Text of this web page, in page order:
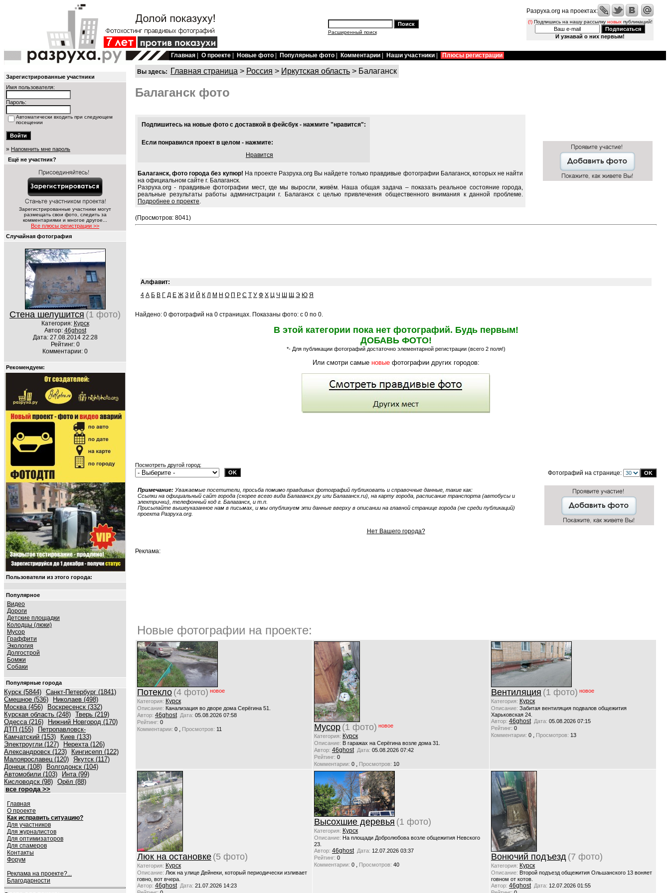
Расширенный поиск
Разруха.org на проектах:
(!)Подпишись на нашу рассылку новыхпубликаций!
И узнавай о них первым!
Главная О проекте Новые фото Популярные фото Комментарии Наши участники Плюсы регистрации
Зарегистрированные участники
Имя пользователя:
Пароль:
Автоматически входить при следующем
посещении
» Напомнить мне пароль
Ещё не участник?
Зарегистрированные участники могут
размещать свои фото, следить за
комментариями и многое другое...
Все плюсы регистрации >>
Случайная фотография
Стена шелушится (1 фото)
Категория: Курск
Автор: 46ghost
Дата: 27.08.2014 22:28
Рейтинг: 0
Комментарии: 0
Рекомендуем:
Пользователи из этого города:
Популярное
Видео
Дороги
Детские площадки
Колодцы (люки)
Мусор
Граффити
Экология
Долгострой
Бомжи
Собаки
Популярные города
Курск (5844) Санкт-Петербург (1841)
Смешное (536)
Николаев (498)
Москва (456)
Воскресенск (332)
Курская область (248) Тверь (219)
Одесса (216)
Нижний Новгород (170)
ДТП (155)
Петропавловск-
Камчатский (153)
Киев (133)
Электроугли (127)
Нерехта (126)
Александровск (123)
Кингисепп (122)
Малоярославец (120) Якутск (117)
Донецк (108)
Волгодонск (104)
Автомобили (103)
Инта (99)
Кисловодск (98) Орёл (88)
все города >>
Главная
О проекте
Как исправить ситуацию?
Для участников
Для журналистов
Для оптимизаторов
Для спамеров
Контакты
Форум
Реклама на проекте?...
Благодарности
Вы здесь: Главная страница > Россия > Иркутская область > Балаганск
Балаганск фото
Подпишитесь на новые фото с доставкой в фейсбук - нажмите "нравится":
Если понравился проект в целом - нажмите:
Нравится
Балаганск, фото города без купюр! На проекте Разруха.org Вы найдете только правдивые фотографии Балаганск, которых не найти
на официальном сайте г. Балаганск.
Разруха.org - правдивые фотографии мест, где мы выросли, живём. Наша общая задача – показать реальное состояние города,
реальные результаты работы администрации г. Балаганск с целью привлечения общественного внимания к данной проблеме.
Подробнее о проекте.
(Просмотров: 8041)
Алфавит:
4 А Б В Г Д Е Ж З И Й К Л М Н О П Р С Т У Ф Х Ц Ч Ш Щ Э Ю Я
Найдено: 0 фотографий на 0 страницах. Показаны фото: с 0 по 0.
В этой категории пока нет фотографий. Будь первым!
ДОБАВЬ ФОТО!
*- Для публикации фотографий достаточно элементарной регистрации (всего 2 поля!)
Или смотри самые новыефотографии других городов:
Посмотреть другой город:
Фотографий на странице:
Примечание: Уважаемые посетители, просьба помимо правдивых фотографий публиковать и справочные данные, такие как:
Ссылки на официальный сайт города (скорее всего вида Балаганск.ру или Балаганск.ru), на карту города, расписание транспорта (автобусы и
электрички), телефонный код г. Балаганск, и т.п.
Присылайте вышеуказанное нам в письмах, и мы опубликуем эти данные вверху в описании на главной странице города (не среди публикаций)
проекта Разруха.org.
Нет Вашего города?
Реклама:
Новые фотографии на проекте:
Потекло (4 фото) новое
Категория: Курск
Описание: Канализация во дворе дома Серёгина 51.
Автор: 46ghost Дата: 05.08.2026 07:58
Рейтинг: 0
Комментарии: 0 , Просмотров: 11 Мусор (1 фото) новое
Категория: Курск
Описание: В гаражах на Серёгина возле дома 31.
Автор: 46ghost Дата: 05.08.2026 07:42
Рейтинг: 0
Комментарии: 0 , Просмотров: 10
Вентиляция (1 фото) новое
Категория: Курск
Описание: Забитая вентиляция подвалов общежития
Харьковская 24.
Автор: 46ghost Дата: 05.08.2026 07:15
Рейтинг: 0
Комментарии: 0 , Просмотров: 13
Люк на остановке (5 фото)
Категория: Курск
Описание: Люк на улице Дейнеки, который периодически изливает
говно, вот вчера.
Автор: 46ghost Дата: 21.07.2026 14:23
Высохшие деревья (1 фото)
Категория: Курск
Описание: На площади Добролюбова возле общежития Невского
23.
Автор: 46ghost Дата: 12.07.2026 03:37
Рейтинг: 0
Комментарии: 0 , Просмотров: 40
Вонючий подъезд (7 фото)
Категория: Курск
Описание: Второй подъезд общежития Ольшанского 13 воняет
говном от котов.
Автор: 46ghost Дата: 12.07.2026 01:55